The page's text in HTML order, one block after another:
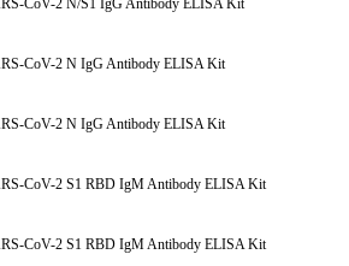
CoV-2 N/S1 IgG Antibody ELISA Kit
CoV-2 N IgG Antibody ELISA Kit
CoV-2 N IgG Antibody ELISA Kit
CoV-2 S1 RBD IgM Antibody ELISA Kit
CoV-2 S1 RBD IgM Antibody ELISA Kit